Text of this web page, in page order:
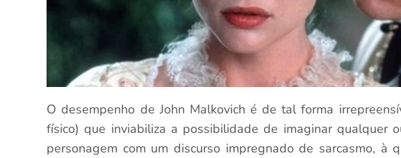
O desempenho de John Malkovich é de tal forma
físico) que inviabiliza a possibilidade de imaginar qualquer
personagem com um discurso impregnado de sarcasmo, à